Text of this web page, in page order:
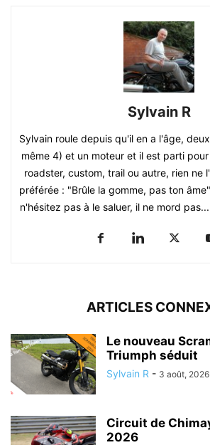
Sylvain R
Sylvain roule depuis qu'il en a l'âge,
même 4) et un moteur et il est parti
roadster, custom, trail ou autre, rien ne
préférée : "Brûle la gomme, pas ton
n'hésitez pas à le saluer, il ne mord
ARTICLES
Le nouveau
Triumph séduit
Sylvain R - 3 août, 2026
Circuit de
2026